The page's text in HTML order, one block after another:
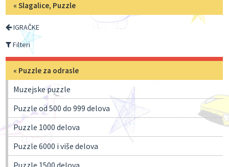
«Slagalice, Puzzle
IGRAČKE
Filteri
« Puzzle za odrasle
Muzejske puzzle
Puzzle od 500 do 999 delova
Puzzle 1000 delova
Puzzle 6000 i više delova
Puzzle 1500 delova